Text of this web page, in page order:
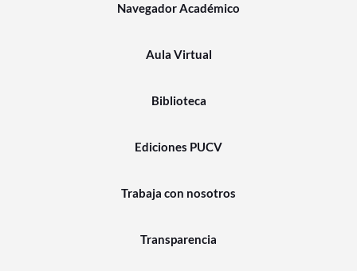
Navegador Académico
Aula Virtual
Biblioteca
Ediciones PUCV
Trabaja con nosotros
Transparencia